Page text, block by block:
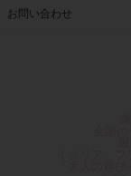
お問い合わせ